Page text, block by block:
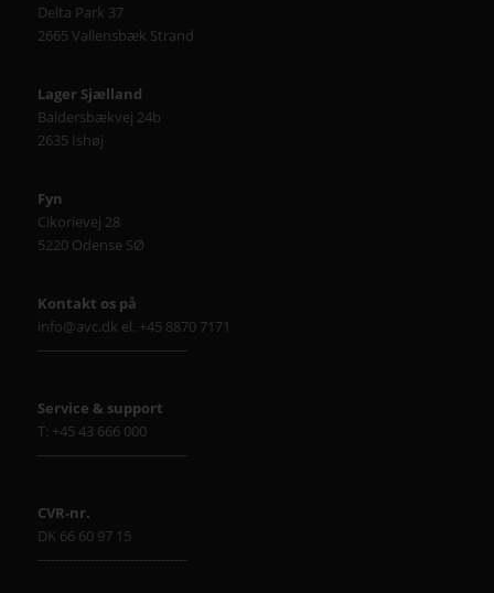
Delta Park 37
2665 Vallensbæk Strand
Lager Sjælland
Baldersbækvej 24b
2635 Ishøj
Fyn
Cikorievej 28
5220 Odense SØ
Kontakt os på
info@avc.dk el. +45 8870 7171
----------------------------------
Service & support
T: +45 43 666 000
----------------------------------
CVR-nr.
DK 66 60 97 15
----------------------------------